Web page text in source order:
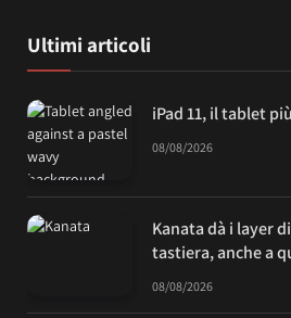
Ultimi articoli
iPad 11, il tablet
08/08/2026
Kanata dà i layer
tastiera, anche a
08/08/2026